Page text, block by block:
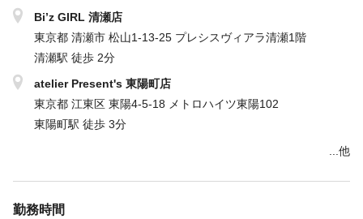
場面が沢山あります。
プロジェクトチームによるトレンドなスタイルの紹介や、
会社負担で内外部の講習や動画教育サポートも充実！
独立支援制度もご用意しており、
今までに40店舗以上のFCオーナーの輩出の実績があります！
Bi’z GIRL 清瀬店
東京都 清瀬市 松山1-13-25 プレシスヴィアラ清瀬1階
清瀬駅 徒歩 2分
atelier Present's 東陽町店
東京都 江東区 東陽4-5-18 メトロハイツ東陽102
東陽町駅 徒歩 3分
...他
勤務時間